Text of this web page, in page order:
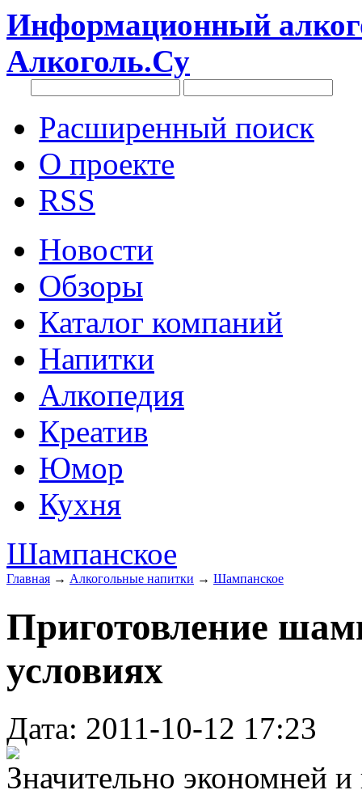
Информационный
Алкоголь.Су
Расширенный поиск
О проекте
RSS
Новости
Обзоры
Каталог компаний
Напитки
Алкопедия
Креатив
Юмор
Кухня
Шампанское
Главная → Алкогольные напитки → Шампанское
Приготовление
условиях
Дата: 2011-10-12 17:23
Значительно экономней